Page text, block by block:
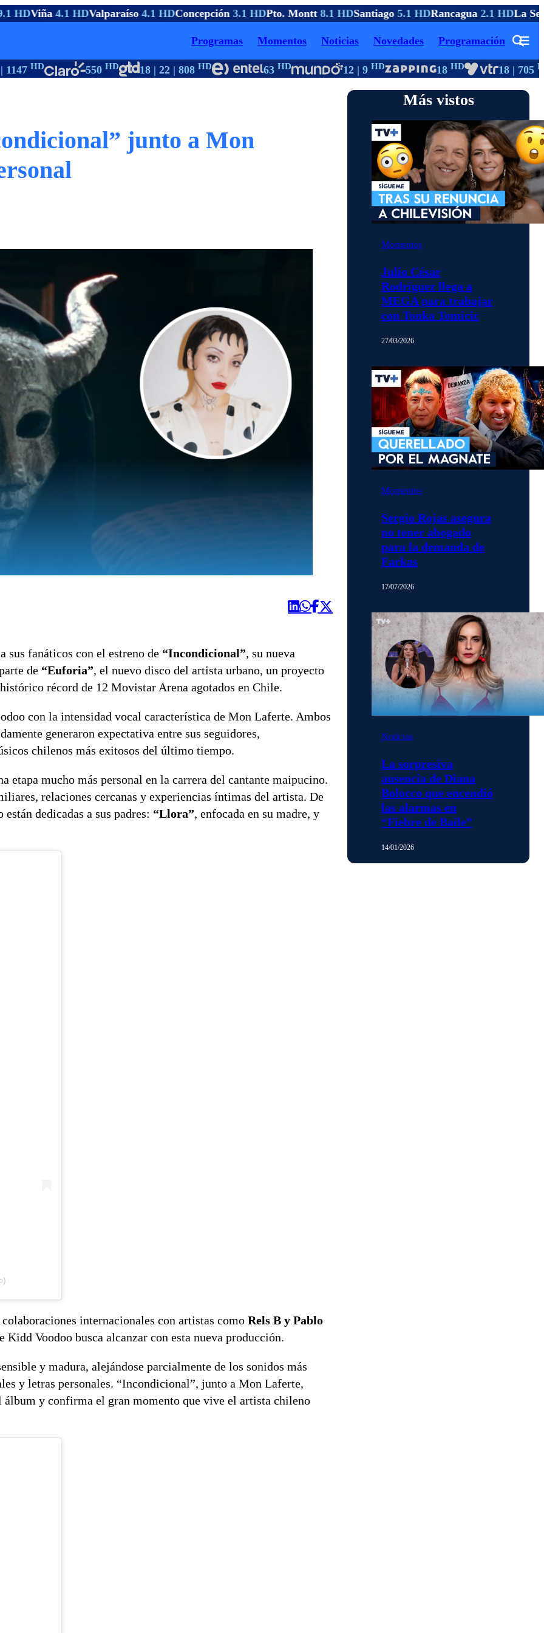
HDViña4.1 HDValparaíso4.1 HDConcepción3.1 HDPto. Montt8.1 HDSantiago5.1 HDRancagua2.1 HDLa
Programas Momentos Noticias Novedades Programación
HD 550HD 18 | 22 | 808HD 63HD 12 | 9 HD 18HD 18 | 705HD
junto a Mon
sus fanáticos con el estreno de “Incondicional”, su nueva
de “Euforia”, el nuevo disco del artista urbano, un proyecto
récord de 12 Movistar Arena agotados en Chile.
con la intensidad vocal característica de Mon Laferte. Ambos
generaron expectativa entre sus seguidores,
chilenos más exitosos del último tiempo.
etapa mucho más personal en la carrera del cantante maipucino.
relaciones cercanas y experiencias íntimas del artista. De
dedicadas a sus padres: “Llora”, enfocada en su madre, y
internacionales con artistas como Rels B y Pablo
Voodoo busca alcanzar con esta nueva producción.
y madura, alejándose parcialmente de los sonidos más
y letras personales. “Incondicional”, junto a Mon Laferte,
álbum y confirma el gran momento que vive el artista chileno
Más vistos
Momentos
Julio César
Rodríguez llega a
MEGA para trabajar
con Tonka Tomicic
27/03/2026
Momentos
Sergio Rojas asegura
no tener abogado
para la demanda de
Farkas
17/07/2026
Noticias
La sorpresiva
ausencia de Diana
Bolocco que encendió
las alarmas en
“Fiebre de Baile”
14/01/2026